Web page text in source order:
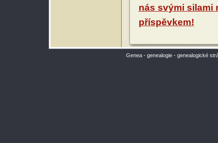
nás svými silami
příspěvkem!
Genea - genealogie - genealogické